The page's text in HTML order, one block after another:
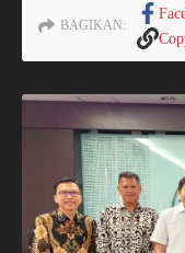
BAGIKAN: